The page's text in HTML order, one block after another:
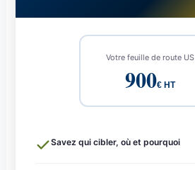
Votre feuille de route US
900€ HT
Savez qui cibler, où et pourquoi